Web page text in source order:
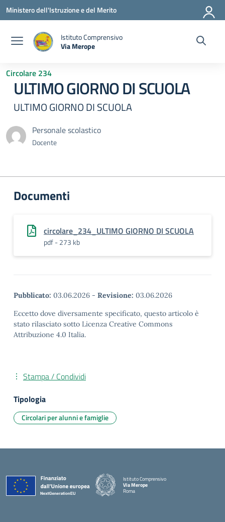
Vai ai contenuti
Vai al menu di navigazione
Vai al footer
Ministero dell'Istruzione e del Merito
Istituto Comprensivo
Via Merope
Circolare 234
ULTIMO GIORNO DI SCUOLA
ULTIMO GIORNO DI SCUOLA
Personale scolastico
Docente
Documenti
circolare_234_ULTIMO GIORNO DI SCUOLA
pdf - 273 kb
Pubblicato: 03.06.2026 - Revisione: 03.06.2026
Eccetto dove diversamente specificato, questo articolo è
stato rilasciato sotto Licenza Creative Commons
Attribuzione 4.0 Italia.
Stampa / Condividi
Tipologia
Circolari per alunni e famiglie
Istituto Comprensivo
Via Merope
Roma